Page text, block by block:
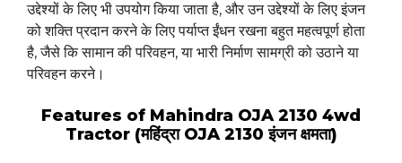
उद्देश्यों के लिए भी उपयोग किया जाता है, और उन उद्देश्यों के लिए इंजन
को शक्ति प्रदान करने के लिए पर्याप्त ईंधन रखना बहुत महत्वपूर्ण होता
है, जैसे कि सामान की परिवहन, या भारी निर्माण सामग्री को उठाने या
परिवहन करने।
Features of Mahindra OJA 2130 4wd
Tractor (महिंद्रा OJA 2130 इंजन क्षमता)